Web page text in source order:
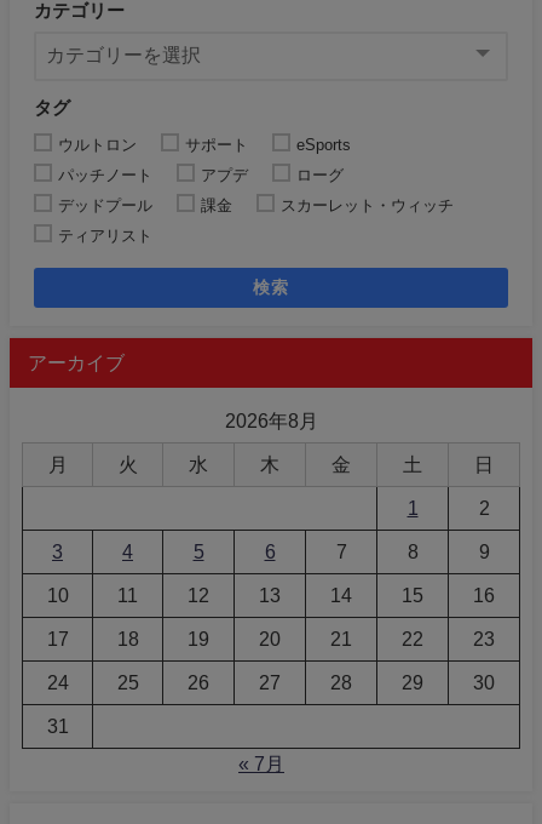
カテゴリー
タグ
ウルトロン サポート
eSports
パッチノート
アプデ
ローグ
デッドプール
課金
スカーレット・ウィッチ
ティアリスト
検索
アーカイブ
2026年8月
月 火 水 木 金 土 日
1 2
3 4 5 6 7 8 9
10 11 12 13 14 15 16
17 18 19 20 21 22 23
24 25 26 27 28 29 30
31
« 7月